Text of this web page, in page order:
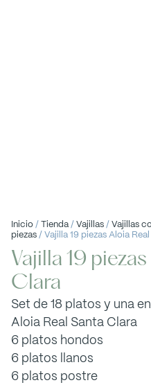
Inicio/Tienda/Vajillas/Vajillas
piezas/ Vajilla 19 piezas Aloia
Vajilla 19
Clara
Set de 18 platos y una
Aloia Real Santa Clara
6 platos hondos
6 platos llanos
6 platos postre